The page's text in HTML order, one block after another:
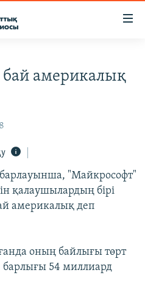
бай америкалық
"Майкрософт"
қалаушылардың бірі
америкалық деп
оның байлығы төрт
барлығы 54 миллиард